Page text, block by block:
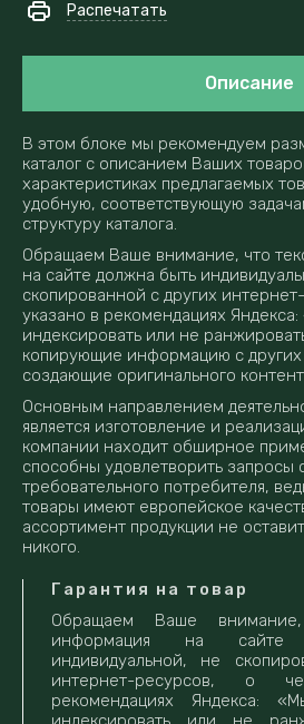
Распечатать
Описание
В этом блоке мы рекомендуем
каталог с описанием Ваших
характеристиках предлагаемых
удобную, соответствующую
структуру каталога.
Обращаем Ваше внимание, что
на сайте должна быть
скопированной с других
указано в рекомендациях
индексировать или не
копирующие информацию с
создающие оригинального
Основным направлением
является изготовление и
компании находит обширное
способны удовлетворить запросы
требовательного потребителя,
товары имеют европейское
ассортимент продукции не
никого.
Гарантия на товар
Обращаем Ваше
информация на
индивидуальной, не
интернет-ресурсов, о
рекомендациях Яндекса: